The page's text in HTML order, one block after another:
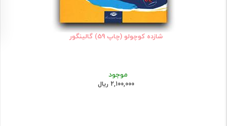
شازده کوچولو (چاپ 59) گالینگور
موجود
2,100,000 ریال